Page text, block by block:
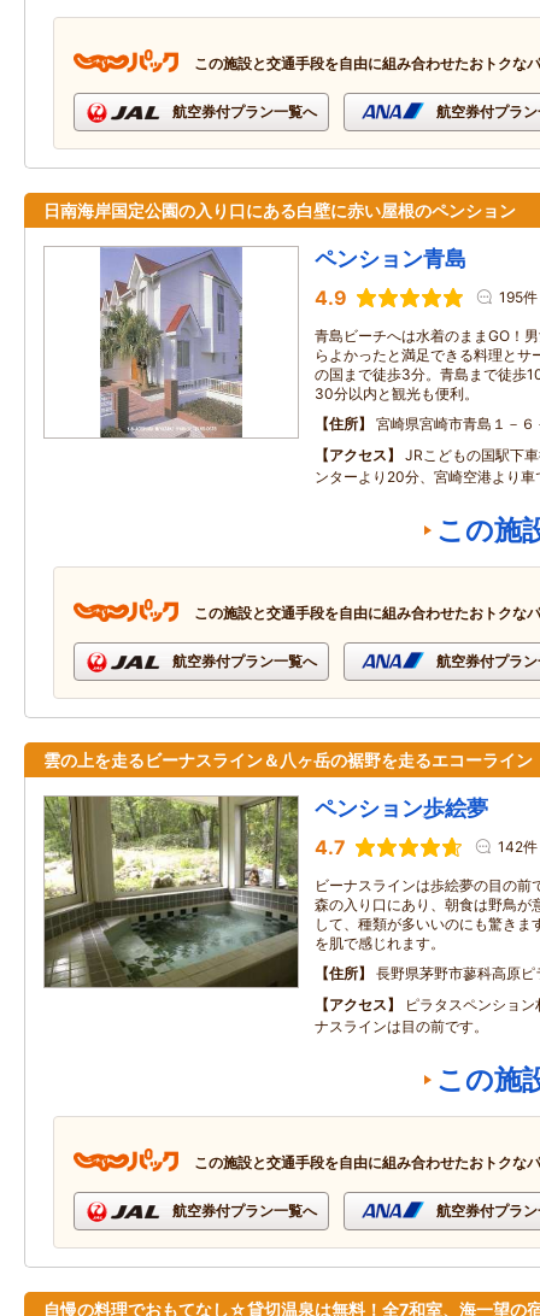
この施設と交通手段を自由に組み合わせたおトクな
航空券付プラン一覧へ 航空券付プラ
日南海岸国定公園の入り口にある白壁に赤い屋根のペンション
ペンション青島
4.9 195件
青島ビーチへは水着のままGO！
らよかったと満足できる料理とサ
の国まで徒歩3分。青島まで徒歩
30分以内と観光も便利。
住所
宮崎県宮崎市青島１－６
アクセス
JRこどもの国駅下
ンターより20分、宮崎空港より車
この施
この施設と交通手段を自由に組み合わせたおトクな
航空券付プラン一覧へ 航空券付プラ
雲の上を走るビーナスライン＆八ヶ岳の裾野を走るエコーライ
ペンション歩絵夢
4.7 142件
ビーナスラインは歩絵夢の目の
森の入り口にあり、朝食は野鳥が
して、種類が多いいのにも驚きま
を肌で感じれます。
住所
長野県茅野市蓼科高原ピ
アクセス
ピラタスペンショ
ナスラインは目の前です。
この施
この施設と交通手段を自由に組み合わせたおトクな
航空券付プラン一覧へ 航空券付プラ
自慢の料理でおもてなし☆貸切温泉は無料！全7和室、海一望の